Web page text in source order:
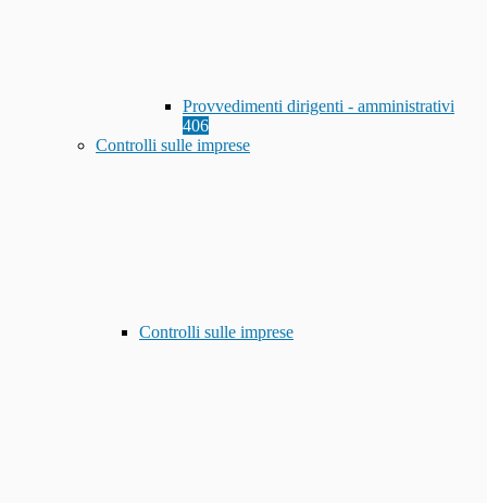
Provvedimenti dirigenti - amministrativi
406
Controlli sulle imprese
Controlli sulle imprese